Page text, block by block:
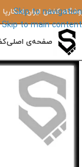
Skip to navigation
Skip to main content
کفش ایران‌ اِسکارپا
صفحه‌ی اصلی